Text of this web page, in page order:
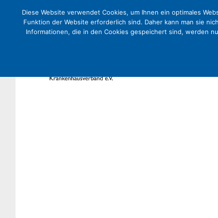
Diese Website verwendet Cookies, um Ihnen ein optimales
Funktion der Website erforderlich sind. Daher kann man sie
Informationen, die in den Cookies gespeichert sind, werden